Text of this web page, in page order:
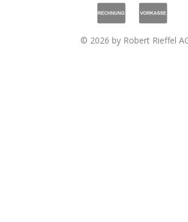
© 2026 by Robert Rieffel